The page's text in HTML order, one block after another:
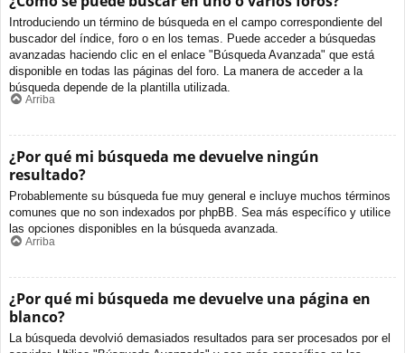
Introduciendo un término de búsqueda en el campo correspondiente del
buscador del índice, foro o en los temas. Puede acceder a búsquedas
avanzadas haciendo clic en el enlace "Búsqueda Avanzada" que está
disponible en todas las páginas del foro. La manera de acceder a la
búsqueda depende de la plantilla utilizada.
Arriba
¿Por qué mi búsqueda me devuelve ningún
resultado?
Probablemente su búsqueda fue muy general e incluye muchos términos
comunes que no son indexados por phpBB. Sea más específico y utilice
las opciones disponibles en la búsqueda avanzada.
Arriba
¿Por qué mi búsqueda me devuelve una página en
blanco?
La búsqueda devolvió demasiados resultados para ser procesados por el